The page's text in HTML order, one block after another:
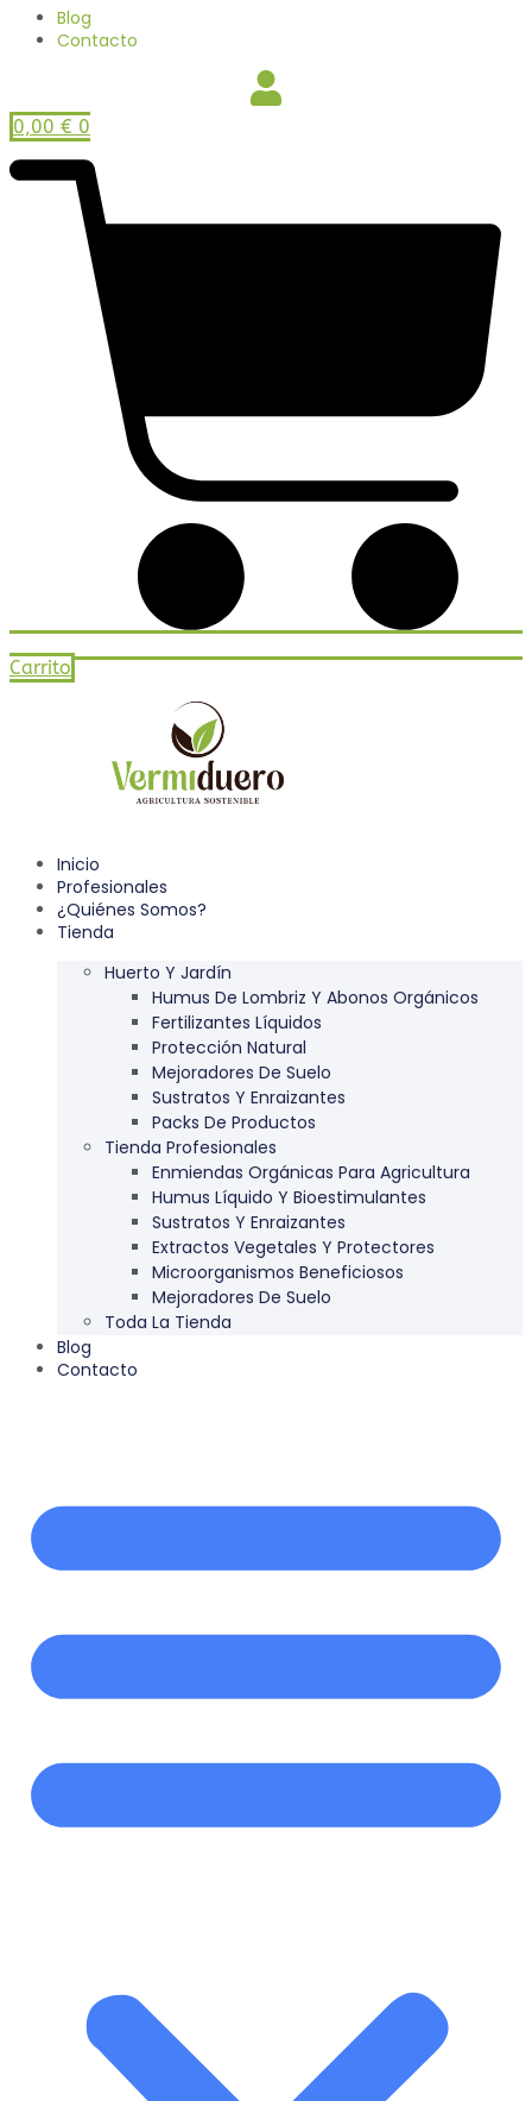
Blog
Contacto
0,00 € 0
Carrito
Inicio
Profesionales
¿Quiénes Somos?
Tienda
Huerto Y Jardín
Humus De Lombriz Y Abonos Orgánicos
Fertilizantes Líquidos
Protección Natural
Mejoradores De Suelo
Sustratos Y Enraizantes
Packs De Productos
Tienda Profesionales
Enmiendas Orgánicas Para Agricultura
Humus Líquido Y Bioestimulantes
Sustratos Y Enraizantes
Extractos Vegetales Y Protectores
Microorganismos Beneficiosos
Mejoradores De Suelo
Toda La Tienda
Blog
Contacto